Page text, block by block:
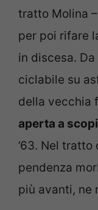
tratto Molina
per poi rifare
in discesa.
ciclabile su
della vecchia
aperta a
’63. Nel
pendenza
più avanti, ne